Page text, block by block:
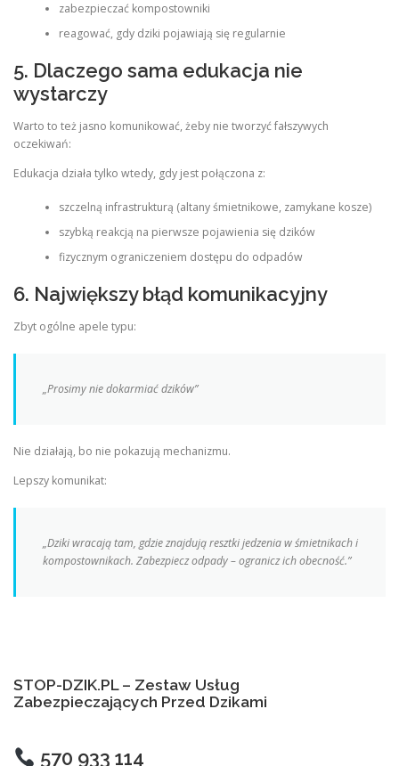
zabezpieczać kompostowniki
reagować, gdy dziki pojawiają się regularnie
5. Dlaczego sama edukacja nie
wystarczy
Warto to też jasno komunikować, żeby nie tworzyć fałszywych
oczekiwań:
Edukacja działa tylko wtedy, gdy jest połączona z:
szczelną infrastrukturą (altany śmietnikowe, zamykane kosze)
szybką reakcją na pierwsze pojawienia się dzików
fizycznym ograniczeniem dostępu do odpadów
6. Największy błąd komunikacyjny
Zbyt ogólne apele typu:
„Prosimy nie dokarmiać dzików”
Nie działają, bo nie pokazują mechanizmu.
Lepszy komunikat:
„Dziki wracają tam, gdzie znajdują resztki jedzenia w śmietnikach i
kompostownikach. Zabezpiecz odpady – ogranicz ich obecność.”
STOP-DZIK.PL – Zestaw Usług
Zabezpieczających Przed Dzikami
570 933 114